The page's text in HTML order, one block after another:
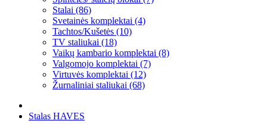
Stalai (86)
Svetainės komplektai (4)
Tachtos/Kušetės (10)
TV staliukai (18)
Vaikų kambario komplektai (8)
Valgomojo komplektai (7)
Virtuvės komplektai (12)
Žurnaliniai staliukai (68)
Stalas HAVES